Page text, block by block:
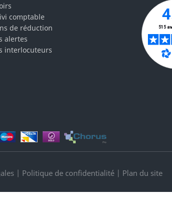
comptable
de réduction
alertes
interlocuteurs
| Politique de confidentialité | Plan du site